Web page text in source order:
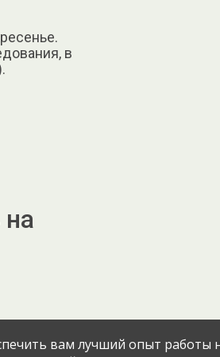
в
вам лучший опыт работы